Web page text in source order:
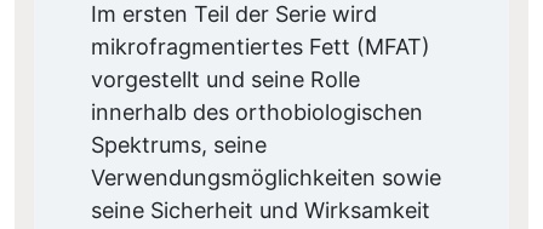
Im ersten Teil der Serie wird
mikrofragmentiertes Fett (MFAT)
vorgestellt und seine Rolle
innerhalb des orthobiologischen
Spektrums, seine
Verwendungsmöglichkeiten sowie
seine Sicherheit und Wirksamkeit